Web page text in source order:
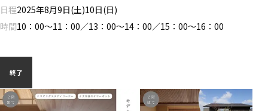
日程2025年8月9日(土)10日(日)
時間10：00～11：00／13：00～14：00／15：00～16：00
終了